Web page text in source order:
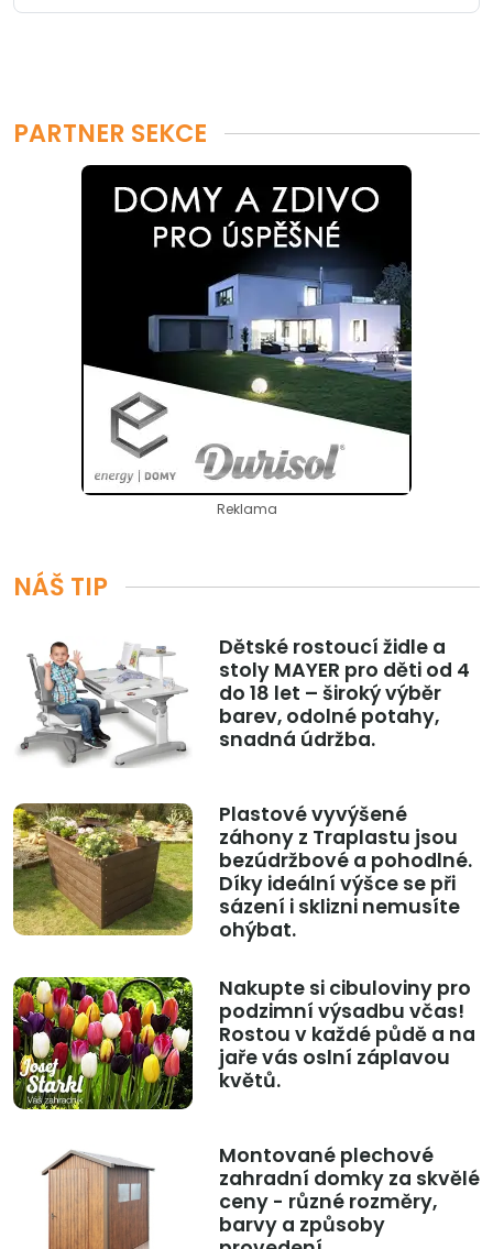
PARTNER SEKCE
Reklama
NÁŠ TIP
Dětské rostoucí židle a
stoly MAYER pro děti od 4
do 18 let – široký výběr
barev, odolné potahy,
snadná údržba.
Plastové vyvýšené
záhony z Traplastu jsou
bezúdržbové a pohodlné.
Díky ideální výšce se při
sázení i sklizni nemusíte
ohýbat.
Nakupte si cibuloviny pro
podzimní výsadbu včas!
Rostou v každé půdě a na
jaře vás oslní záplavou
květů.
Montované plechové
zahradní domky za skvělé
ceny - různé rozměry,
barvy a způsoby